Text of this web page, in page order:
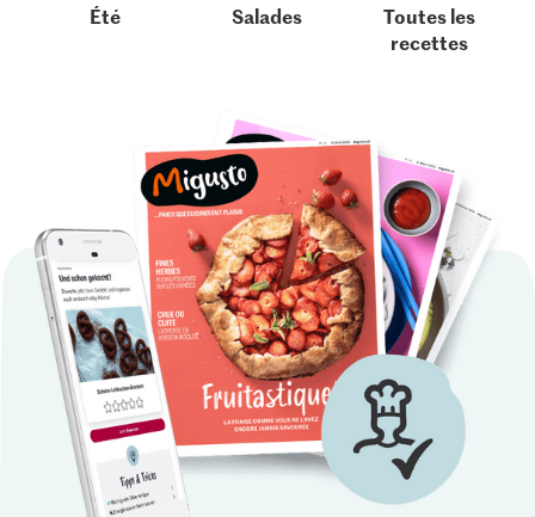
Été Salades
Toutes les
recettes